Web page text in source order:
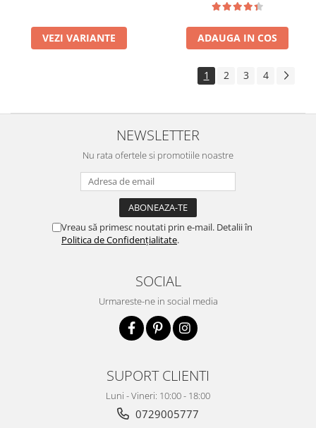
VEZI VARIANTE ADAUGA IN COS
1 2 3 4
NEWSLETTER
Nu rata ofertele si promotiile noastre
Vreau să primesc noutati prin e-mail. Detalii în
Politica de Confidențialitate.
SOCIAL
Urmareste-ne in social media
SUPORT CLIENTI
Luni - Vineri: 10:00 - 18:00
0729005777